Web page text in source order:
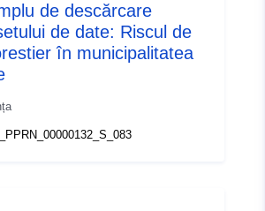
Resursă:
http://inspire.ec.europa.eu/
codelist/SpatialDataServiceType/
de descărcare
de date: Riscul de
în municipalitatea